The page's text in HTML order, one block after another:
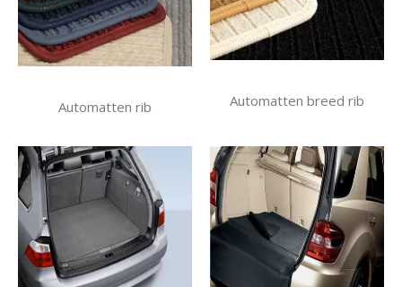
Automatten rib Automatten breed rib